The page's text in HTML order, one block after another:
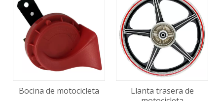
Bocina de motocicleta
Llanta trasera de